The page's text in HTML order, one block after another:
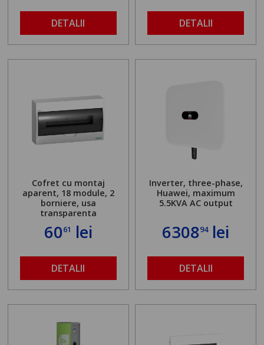
DETALII DETALII
Cofret cu montaj
aparent, 18 module, 2
borniere, usa
transparenta
6061 lei
DETALII
Inverter, three-phase,
Huawei, maximum
5.5KVA AC output
630894lei
DETALII